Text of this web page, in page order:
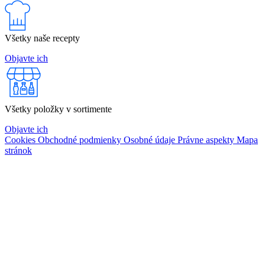
Všetky naše recepty
Objavte ich
Všetky položky v sortimente
Objavte ich
Cookies Obchodné podmienky Osobné údaje Právne aspekty Mapa
stránok